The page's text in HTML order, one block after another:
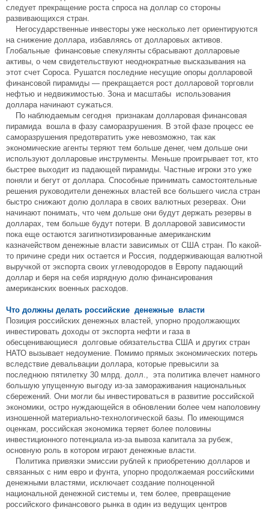
следует прекращение роста спроса на доллар со стороны
развивающихся стран.
Негосударственные инвесторы уже несколько лет ориентируются
на снижение доллара, избавляясь от долларовых активов.
Глобальные финансовые спекулянты сбрасывают долларовые
активы, о чем свидетельствуют неоднократные высказывания на
этот счет Сороса. Рушатся последние несущие опоры долларовой
финансовой пирамиды — прекращается рост долларовой торговли
нефтью и недвижимостью. Зона и масштабы использования
доллара начинают сужаться.
По наблюдаемым сегодня признакам долларовая финансовая
пирамида вошла в фазу саморазрушения. В этой фазе процесс ее
саморазрушения предотвратить уже невозможно, так как
экономические агенты теряют тем больше денег, чем дольше они
используют долларовые инструменты. Меньше проигрывает тот, кто
быстрее выходит из падающей пирамиды. Частные игроки это уже
поняли и бегут от доллара. Способные принимать самостоятельные
решения руководители денежных властей все большего числа стран
быстро снижают долю доллара в своих валютных резервах. Они
начинают понимать, что чем дольше они будут держать резервы в
долларах, тем больше будут потери. В долларовой зависимости
пока еще остаются загипнотизированные американским
казначейством денежные власти зависимых от США стран. По какой-
то причине среди них остается и Россия, поддерживающая валютной
выручкой от экспорта своих углеводородов в Европу падающий
доллар и беря на себя изрядную долю финансирования
американских военных расходов.
Что должны делать российские денежные власти
Позиция российских денежных властей, упорно продолжающих
инвестировать доходы от экспорта нефти и газа в
обесценивающиеся долговые обязательства США и других стран
НАТО вызывает недоумение. Помимо прямых экономических потерь
вследствие девальвации доллара, которые превысили за
последнюю пятилетку 30 млрд. долл., эта политика влечет намного
большую упущенную выгоду из-за замораживания национальных
сбережений. Они могли бы инвестироваться в развитие российской
экономики, остро нуждающейся в обновлении более чем наполовину
изношенной материально-технологической базы. По имеющимся
оценкам, российская экономика теряет более половины
инвестиционного потенциала из-за вывоза капитала за рубеж,
основную роль в котором играют денежные власти.
Политика привязки эмиссии рублей к приобретению долларов и
связанных с ним евро и фунта, упорно продолжаемая российскими
денежными властями, исключает создание полноценной
национальной денежной системы и, тем более, превращение
российского финансового рынка в один из ведущих центров